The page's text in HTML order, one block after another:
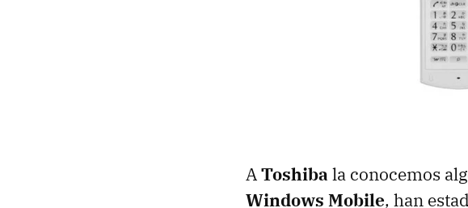
AToshiba la conocemos
Windows Mobile, han